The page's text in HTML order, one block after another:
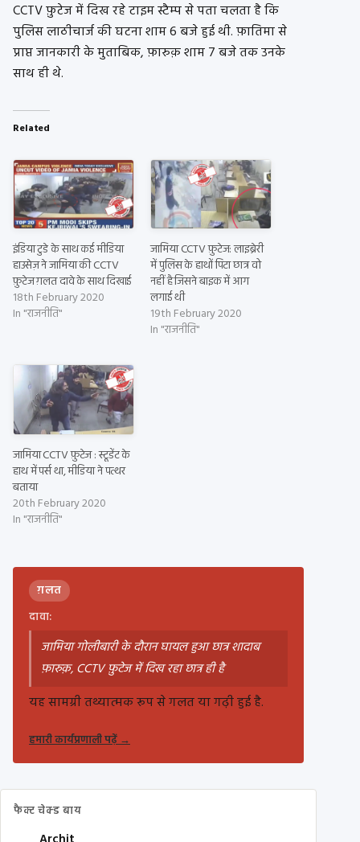
CCTV फ़ुटेज में दिख रहे टाइम स्टैम्प से पता चलता है कि
पुलिस लाठीचार्ज की घटना शाम 6 बजे हुई थी. फ़ातिमा से
प्राप्त जानकारी के मुताबिक, फ़ारुक़ शाम 7 बजे तक उनके
साथ ही थे.
Related
इंडिया टुडे के साथ कई मीडिया
हाउसेज़ ने जामिया की CCTV
फ़ुटेज ग़लत दावे के साथ दिखाई
18th February 2020
In "राजनीति"
जामिया CCTV फ़ुटेज: लाइब्रेरी
में पुलिस के हाथों पिटा छात्र वो
नहीं है जिसने बाइक में आग
लगाई थी
19th February 2020
In "राजनीति"
जामिया CCTV फ़ुटेज : स्टूडेंट के
हाथ में पर्स था, मीडिया ने पत्थर
बताया
20th February 2020
In "राजनीति"
ग़लत
दावा:
जामिया गोलीबारी के दौरान घायल हुआ छात्र शादाब
फ़ारुक़, CCTV फ़ुटेज में दिख रहा छात्र ही है
यह सामग्री तथ्यात्मक रूप से गलत या गढ़ी हुई है.
हमारी कार्यप्रणाली पढ़ें→
फैक्ट चेक्ड बाय